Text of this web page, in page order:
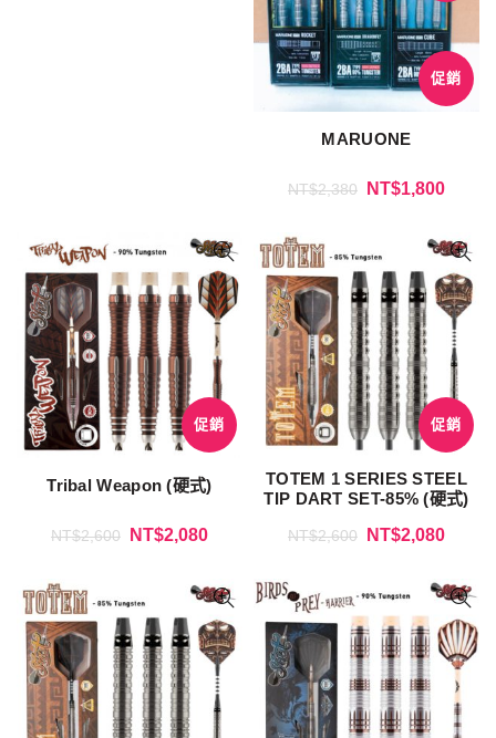
促銷
MARUONE
NT$2,380 NT$1,800
促銷
Tribal Weapon (硬式)
NT$2,600 NT$2,080
促銷
TOTEM 1 SERIES STEEL
TIP DART SET-85% (硬式)
NT$2,600 NT$2,080